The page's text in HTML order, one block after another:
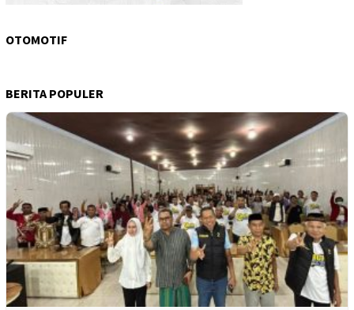
OTOMOTIF
BERITA POPULER